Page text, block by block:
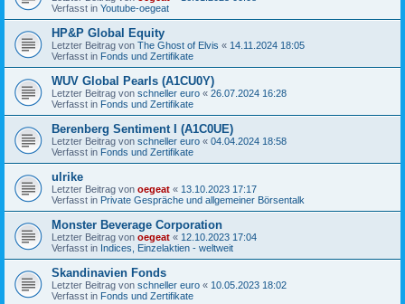
Verfasst in Youtube-oegeat
HP&P Global Equity
Letzter Beitrag von The Ghost of Elvis « 14.11.2024 18:05
Verfasst in Fonds und Zertifikate
WUV Global Pearls (A1CU0Y)
Letzter Beitrag von schneller euro « 26.07.2024 16:28
Verfasst in Fonds und Zertifikate
Berenberg Sentiment I (A1C0UE)
Letzter Beitrag von schneller euro « 04.04.2024 18:58
Verfasst in Fonds und Zertifikate
ulrike
Letzter Beitrag von oegeat « 13.10.2023 17:17
Verfasst in Private Gespräche und allgemeiner Börsentalk
Monster Beverage Corporation
Letzter Beitrag von oegeat « 12.10.2023 17:04
Verfasst in Indices, Einzelaktien - weltweit
Skandinavien Fonds
Letzter Beitrag von schneller euro « 10.05.2023 18:02
Verfasst in Fonds und Zertifikate